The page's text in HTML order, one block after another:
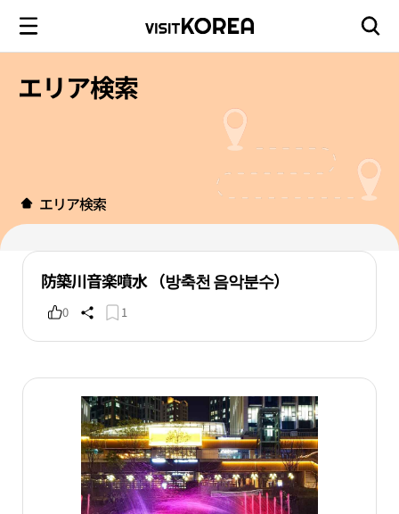
エリア検索
エリア検索
防築川音楽噴水 （방축천 음악분수）
0 1